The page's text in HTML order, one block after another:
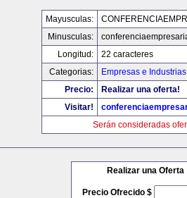
Mayusculas:
Minusculas:
Longitud:
22 caracteres
Categorias:
Empresas e Industrias
Precio:
Realizar una oferta!
Visitar!
Serán consideradas
Realizar una Oferta
Precio Ofrecido $